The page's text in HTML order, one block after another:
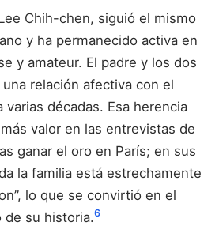
Chih-chen, siguió el mismo
y ha permanecido activa en
y amateur. El padre y los dos
relación afectiva con el
décadas. Esa herencia
valor en las entrevistas de
ganar el oro en París; en sus
la familia está estrechamente
lo que se convirtió en el
de su historia.6